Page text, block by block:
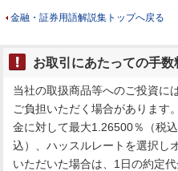
金融・証券用語解説集トップへ戻る
お取引にあたっての手
当社の取扱商品等へのご投資に
ご負担いただく場合があります
金に対して最大1.26500％（税
込）、ハッスルレートを選択し
いただいた場合は、1日の約定